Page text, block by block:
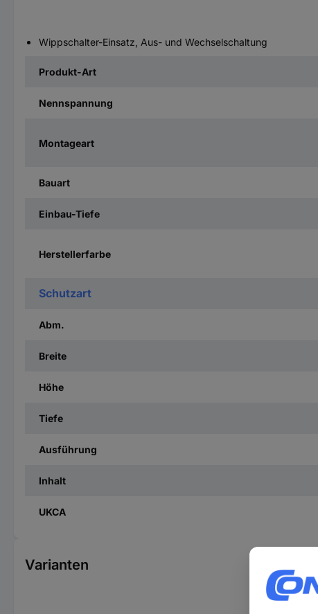
Wippschalter-Einsatz, Aus- und Wechselschaltung
Produkt-Art
Nennspannung
Montageart
Bauart
Einbau-Tiefe
Herstellerfarbe
Schutzart
Abm.
Breite
Höhe
Tiefe
Ausführung
Inhalt
UKCA
Varianten